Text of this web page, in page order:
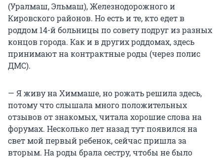
(Уралмаш, Эльмаш), Железнодорожного и
Кировского районов. Но есть и те, кто едет в
роддом 14-й больницы по совету подруг из разных
концов города. Как и в других роддомах, здесь
принимают на контрактные роды (через полис
ДМС).
— Я живу на Химмаше, но рожать решила здесь,
потому что слышала много положительных
отзывов от знакомых, читала хорошие слова на
форумах. Несколько лет назад тут появился на
свет мой первый ребенок, сейчас пришла за
вторым. На роды брала сестру, чтобы не было